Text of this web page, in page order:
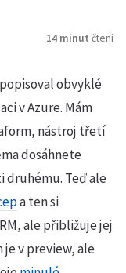
14 minut čtení
obvyklé
v Azure. Mám
nástroj třetí
dosáhnete
druhému. Teď ale
a ten si
ale přibližuje jej
v preview, ale